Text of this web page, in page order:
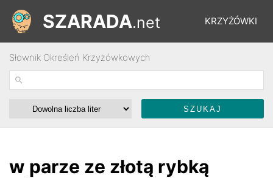
KRZYŻÓWKI
ŁAMIGŁÓWKI
SZARADA.net
Słownik Określeń Krzyżówkowych
w parze ze złotą rybką